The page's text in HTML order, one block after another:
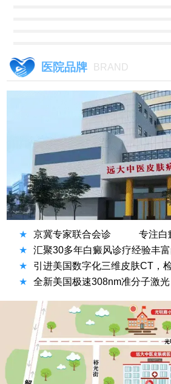
医院品牌 BRAND
★ 京冀专家联合会诊
专注白
★
汇聚30多年白癜风诊疗经验丰
★
引进美国数字化三维皮肤CT，
★
全新美国极速308nm准分子激